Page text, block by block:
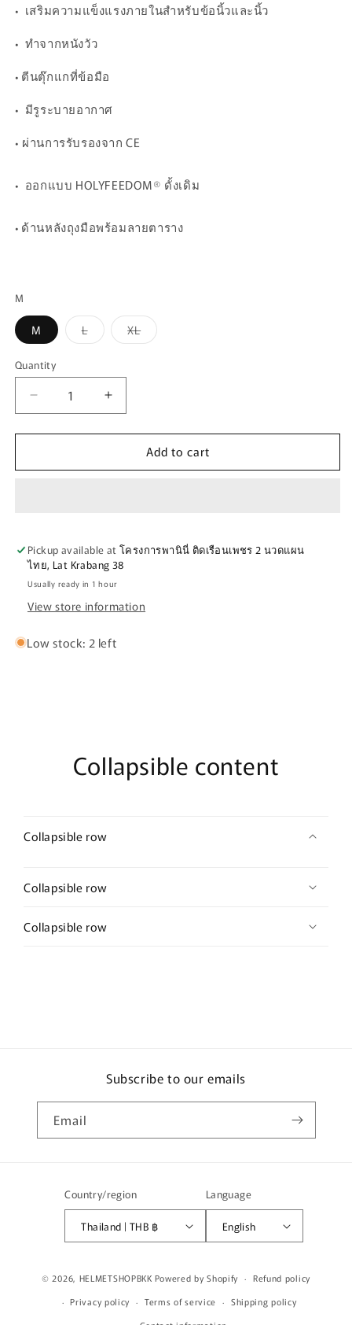
· เสริมความแข็งแรงภายในสำหรับข้อนิ้วและนิ้ว
· ทำจากหนังวัว
· ตีนตุ๊กแกที่ข้อมือ
· มีรูระบายอากาศ
· ผ่านการรับรองจาก CE
· ออกแบบ HOLYFEEDOM® ดั้งเดิม
· ด้านหลังถุงมือพร้อมลายตาราง
M
M LVariant
sold
XLVariant
sold
Quantity
Quantity
Decrease
quantity
for
HOLYFREEDOM
Increase
quantity
for
HOLYFREEDOM
Add to cart
Pickup available at โครงการพานินี่ ติดเรือนเพชร 2 นวดแผน
ไทย, Lat Krabang 38
Usually ready in 1 hour
View store information
Low stock: 2 left
Collapsible content
Collapsible row
Collapsible row
Collapsible row
Subscribe to our emails
Email
Country/region
Thailand | THB ฿
Language
English
methods
© 2026, HELMETSHOPBKK Powered by Shopify
Refund policy
Privacy policy
Terms of service
Shipping policy